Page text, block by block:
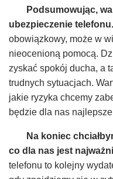
Podsumowując,
ubezpieczenie telefonu.
obowiązkowy, może w
nieocenioną pomocą.
zyskać spokój ducha, a
trudnych sytuacjach.
jakie ryzyka chcemy
będzie dla nas
Na koniec
co dla nas jest
telefonu to kolejny